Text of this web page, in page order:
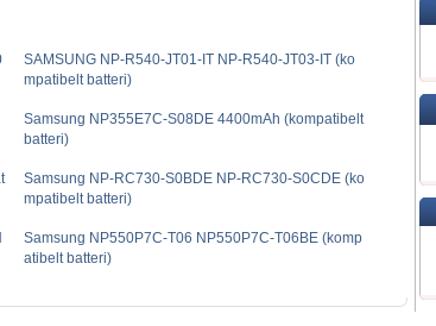
SAMSUNG NP-R540-JT01-IT NP-R540-JT03-IT (ko
mpatibelt batteri)
Samsung NP355E7C-S08DE 4400mAh (kompatibelt
batteri)
Samsung NP-RC730-S0BDE NP-RC730-S0CDE (ko
mpatibelt batteri)
Samsung NP550P7C-T06 NP550P7C-T06BE (komp
atibelt batteri)